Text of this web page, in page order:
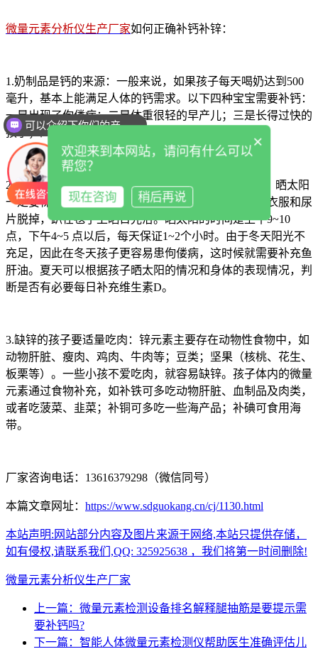
微量元素分析仪生产厂家如何正确补钙补锌：
1.奶制品是钙的来源：一般来说，如果孩子每天喝奶达到500
毫升，基本上能满足人体的钙需求。以下四种宝宝需要补钙：
一是出现了佝偻病；二是体重很轻的早产儿；三是长得过快的
孩子；四是营养不良、体格矮小的孩子。
2.多晒太阳可以补钙：晒太阳是补充天然钙的好方法。晒太阳
一定要裸露孩子的肌肤。对于小婴儿，可以把孩子的衣服和尿
片脱掉，趴在毯子上晒日光浴。晒太阳的时间是上午9~10
点，下午4~5 点以后，每天保证1~2个小时。由于冬天阳光不
充足，因此在冬天孩子更容易患佝偻病，这时候就需要补充鱼
肝油。夏天可以根据孩子晒太阳的情况和身体的表现情况，判
断是否有必要每日补充维生素D。
3.缺锌的孩子要适量吃肉：锌元素主要存在动物性食物中，如
动物肝脏、瘦肉、鸡肉、牛肉等；豆类；坚果（核桃、花生、
板栗等）。一些小孩不爱吃肉，就容易缺锌。孩子体内的微量
元素通过食物补充，如补铁可多吃动物肝脏、血制品及肉类，
或者吃菠菜、韭菜；补铜可多吃一些海产品；补碘可食用海
带。
厂家咨询电话：13616379298（微信同号）
本篇文章网址： https://www.sdguokang.cn/cj/1130.html
本站声明:网站部分内容及图片来源于网络,本站只提供存储，
如有侵权,请联系我们,QQ: 325925638 ，我们将第一时间删除!
微量元素分析仪生产厂家
上一篇：微量元素检测设备排名解释腿抽筋是要提示需
要补钙吗?
下一篇：智能人体微量元素检测仪帮助医生准确评估儿
可以介绍下你们的产品么
×
欢迎来到本网站，请问有什么可以
帮您？
现在咨询 稍后再说